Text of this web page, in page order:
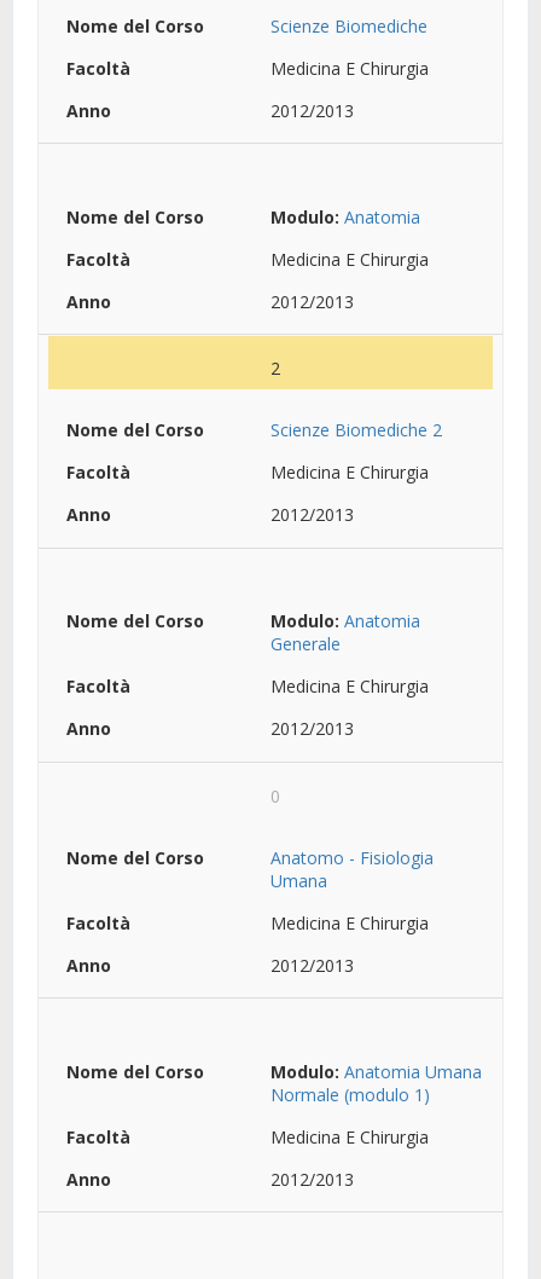
Scienze Biomediche
Medicina E Chirurgia
2012/2013
Modulo: Anatomia
Medicina E Chirurgia
2012/2013
2
Scienze Biomediche 2
Medicina E Chirurgia
2012/2013
Modulo: Anatomia
Generale
Medicina E Chirurgia
2012/2013
0
Anatomo - Fisiologia
Umana
Medicina E Chirurgia
2012/2013
Modulo: Anatomia Umana
Normale (modulo 1)
Medicina E Chirurgia
2012/2013